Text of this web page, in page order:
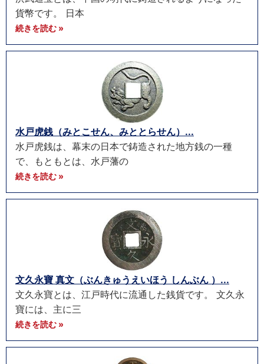
貨幣です。 日本
続きを読む »
水戸虎銭（みとこせん、みととらせん）...
水戸虎銭は、幕末の日本で鋳造された地方銭の一種
で、もともとは、水戸藩の
続きを読む »
文久永寶 真文（ぶんきゅうえいほう しんぶん ）...
文久永寶とは、江戸時代に流通した銭貨です。 文久永
寶には、主に三
続きを読む »